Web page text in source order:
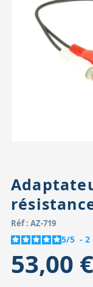
Accessoires
Pièces détachées
Réf : AZ-719
5/5 - 2
53,00 €